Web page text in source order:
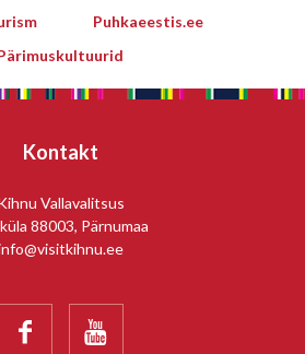
Puhkaeestis.ee
Kontakt
Vallavalitsus
88003, Pärnumaa
 